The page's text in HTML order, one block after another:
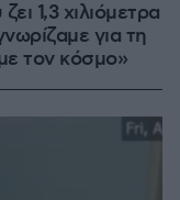
1,3 χιλιόμετρα
για τη
τον κόσμο»